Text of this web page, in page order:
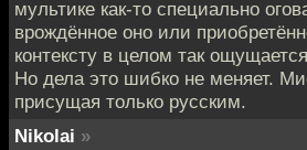
мультике как-то специально
врождённое оно или
контексту в целом так
Но дела это шибко не меняет.
присущая только русским.
Nikolai »